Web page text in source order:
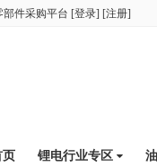
部件采购平台 [登录] [注册]
页 锂电行业专区